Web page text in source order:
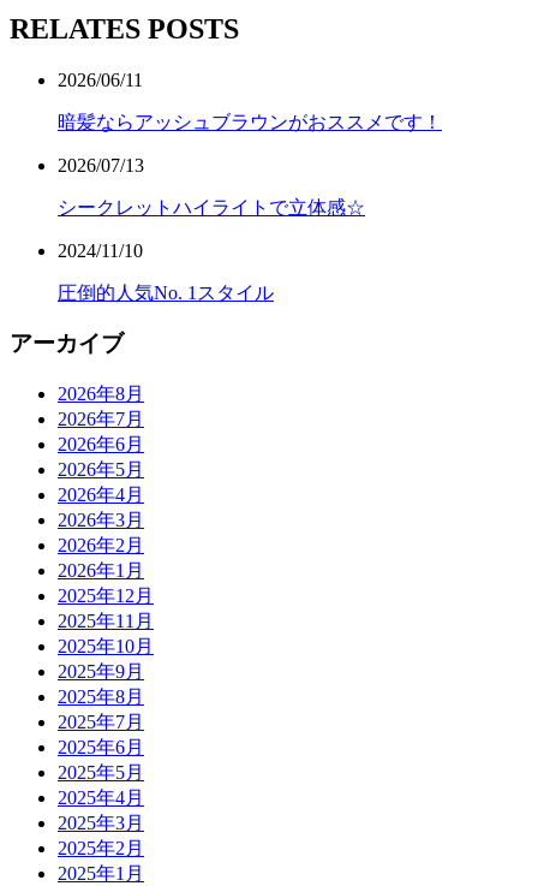
RELATES POSTS
2026/06/11
暗髪ならアッシュブラウンがおススメです！
2026/07/13
シークレットハイライトで立体感☆
2024/11/10
圧倒的人気No. 1スタイル
アーカイブ
2026年8月
2026年7月
2026年6月
2026年5月
2026年4月
2026年3月
2026年2月
2026年1月
2025年12月
2025年11月
2025年10月
2025年9月
2025年8月
2025年7月
2025年6月
2025年5月
2025年4月
2025年3月
2025年2月
2025年1月